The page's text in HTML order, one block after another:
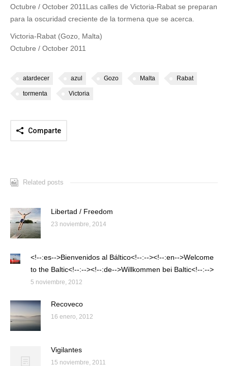
Octubre / October 2011Las calles de Victoria-Rabat se preparan
para la oscuridad creciente de la tormena que se acerca.
Victoria-Rabat (Gozo, Malta)
Octubre / October 2011
atardecer azul Gozo Malta Rabat
tormenta Victoria
Comparte
Related posts
Libertad / Freedom
23 noviembre, 2014
<!--:es-->Bienvenidos al Báltico<!--:--><!--:en-->Welcome
to the Baltic<!--:--><!--:de-->Willkommen bei Baltic<!--:-->
5 noviembre, 2012
Recoveco
16 enero, 2012
Vigilantes
15 noviembre, 2011